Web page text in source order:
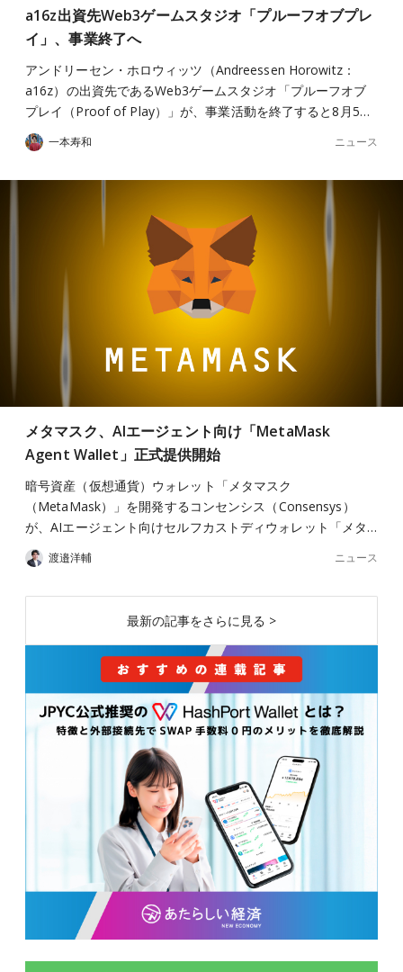
a16z出資先Web3ゲームスタジオ「プルーフオブプレ
イ」、事業終了へ
アンドリーセン・ホロウィッツ（Andreessen Horowitz：
a16z）の出資先であるWeb3ゲームスタジオ「プルーフオブ
プレイ（Proof of Play）」が、事業活動を終了すると8月5…
一本寿和 ニュース
メタマスク、AIエージェント向け「MetaMask
Agent Wallet」正式提供開始
暗号資産（仮想通貨）ウォレット「メタマスク
（MetaMask）」を開発するコンセンシス（Consensys）
が、AIエージェント向けセルフカストディウォレット「メタ…
渡邉洋輔 ニュース
最新の記事をさらに見る >